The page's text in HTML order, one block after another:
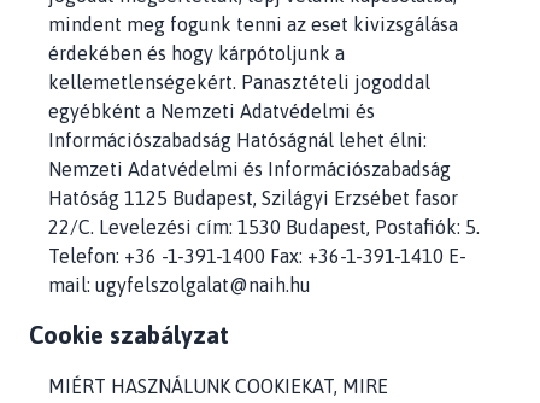
mindent meg fogunk tenni az eset kivizsgálása
érdekében és hogy kárpótoljunk a
kellemetlenségekért. Panasztételi jogoddal
egyébként a Nemzeti Adatvédelmi és
Információszabadság Hatóságnál lehet élni:
Nemzeti Adatvédelmi és Információszabadság
Hatóság 1125 Budapest, Szilágyi Erzsébet fasor
22/C. Levelezési cím: 1530 Budapest, Postafiók: 5.
Telefon: +36 -1-391-1400 Fax: +36-1-391-1410 E-
mail: ugyfelszolgalat@naih.hu
Cookie szabályzat
MIÉRT HASZNÁLUNK COOKIEKAT, MIRE